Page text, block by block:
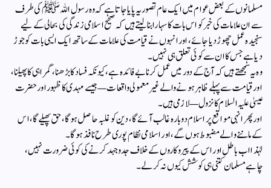
مسلمانوں کے بعض عوام میں ایک عام تصور یہ پایا جاتا ہے کہ وہ رسول اللہ ﷺ کی طرف
سے ان علامات کی خبر کو اس بات کا سہارا بنا لیتے ہیں کہ صحیح اسلامی زندگی کی بحالی کے لیے
سنجیدہ عمل چھوڑ دیا جائے، اور انہوں نے قیامت کی علامات کے ساتھ ایک ایسی بات کو جوڑ
دیا ہے جس کا ان سے کوئی تعلق ہی نہیں۔
وہ یہ سمجھتے ہیں کہ آج کے دور میں عمل کرنا بے فائدہ ہے، کیونکہ فساد کا بڑھنا، گمراہی کا پھیلنا،
اور قیامت سے پہلے ظاہر ہونے والے غیر معمولی واقعات—جیسے مہدی کا ظہور اور حضرت
عیسیٰ علیہ السلام کا نزول—لازمی ہیں۔
اور پھر انہی مواقع پر اسلام دوبارہ غالب آئے گا، دین کو غلبہ حاصل ہوگا، حق پھیلے گا، اس
کے ماننے والے مضبوط ہوں گے، اور اسلامی نظام پوری طرح نافذ ہوگا۔
لہٰذا اب باطل اور اس کے پیروکاروں کے خلاف جدوجہد کرنے کی کوئی ضرورت نہیں،
چاہے مسلمان کتنی ہی کوشش کیوں نہ کر لے۔